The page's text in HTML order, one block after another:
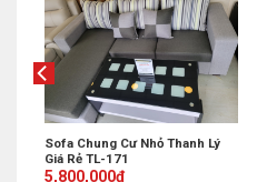
Sofa Chung Cư Nhỏ Thanh Lý
Giá Rẻ TL-171
Original
5,800,000₫
Current